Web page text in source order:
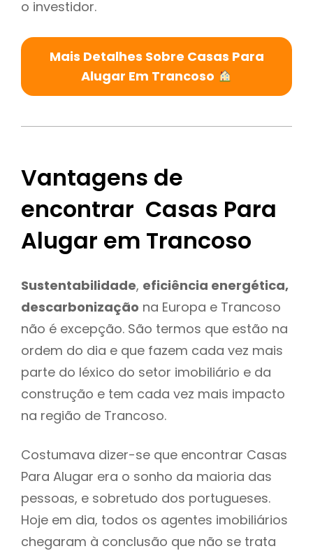
o investidor.
Mais Detalhes Sobre Casas Para
Alugar Em Trancoso
Vantagens de
encontrar Casas Para
Alugar em Trancoso
Sustentabilidade, eficiência energética,
descarbonização na Europa e Trancoso
não é excepção. São termos que estão na
ordem do dia e que fazem cada vez mais
parte do léxico do setor imobiliário e da
construção e tem cada vez mais impacto
na região de Trancoso.
Costumava dizer-se que encontrar Casas
Para Alugar era o sonho da maioria das
pessoas, e sobretudo dos portugueses.
Hoje em dia, todos os agentes imobiliários
chegaram à conclusão que não se trata